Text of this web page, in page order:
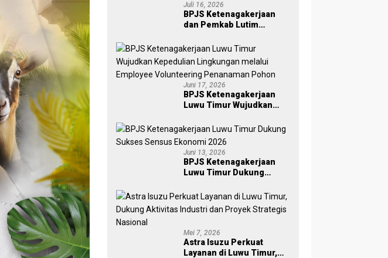
Juli 16, 2026
BPJS Ketenagakerjaan
dan Pemkab Lutim
Pekerja Ekosistem Desa,
Serahkan Manfaat JKM Rp
84 Juta
Juni 17, 2026
BPJS Ketenagakerjaan
Luwu Timur Wujudkan
melalui Employee
Volunteering Penanaman
Pohon
Juni 13, 2026
BPJS Ketenagakerjaan
Luwu Timur Dukung
2026
Mei 7, 2026
Astra Isuzu Perkuat
Layanan di Luwu Timur,